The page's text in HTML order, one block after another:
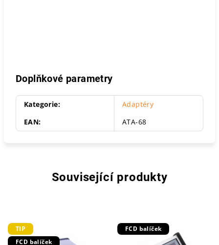
Doplňkové parametry
Kategorie:
Adaptéry
EAN: ATA-68
Související produkty
TIP
FCD balíček
FCD balíček